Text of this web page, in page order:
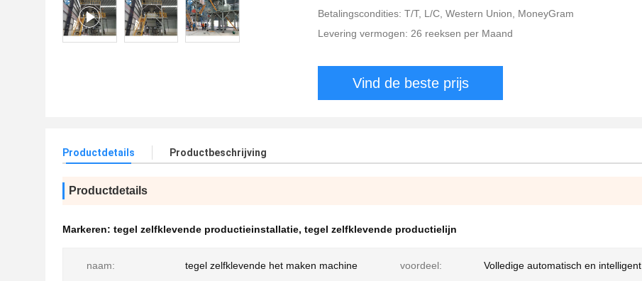
Betalingscondities: T/T, L/C, Western Union, MoneyGram
Levering vermogen: 26 reeksen per Maand
Vind de beste prijs
Productdetails Productbeschrijving
Productdetails
Markeren: tegel zelfklevende productieinstallatie, tegel zelfklevende productielijn
naam: tegel zelfklevende het maken machine voordeel: Volledige automatisch en intelligent